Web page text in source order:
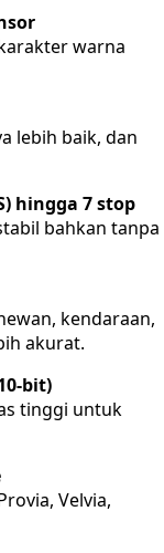
warna
lebih baik, dan
hingga 7 stop
bahkan tanpa
kendaraan,
akurat.
bit)
tinggi untuk
Velvia,